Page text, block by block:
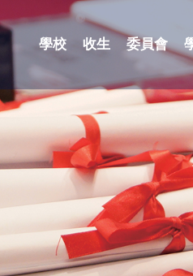
學校 收生 委員會